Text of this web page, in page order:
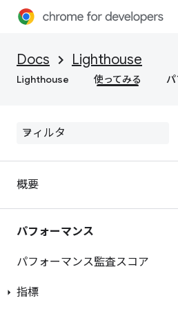
Docs Lighthouse
Lighthouse 使ってみる パ
概要
パフォーマンス
パフォーマンス監査スコア
指標